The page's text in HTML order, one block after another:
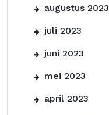
augustus 2023
juli 2023
juni 2023
mei 2023
april 2023